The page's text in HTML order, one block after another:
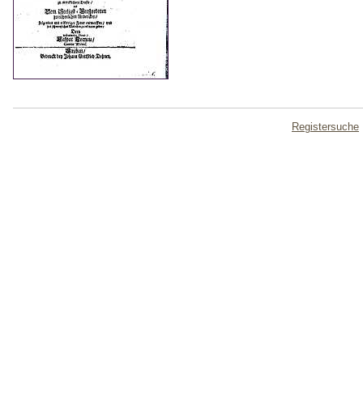
Registersuche